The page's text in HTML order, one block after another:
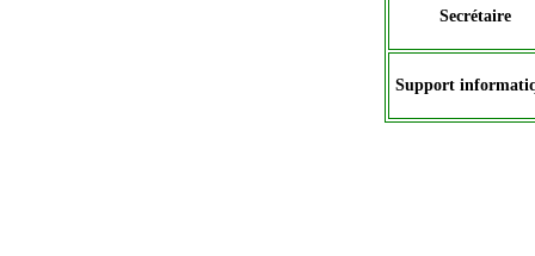
Secrétaire
Support